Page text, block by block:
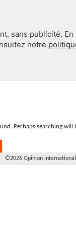
sans publicité.
notre
Perhaps searching will
©2026 Opinion